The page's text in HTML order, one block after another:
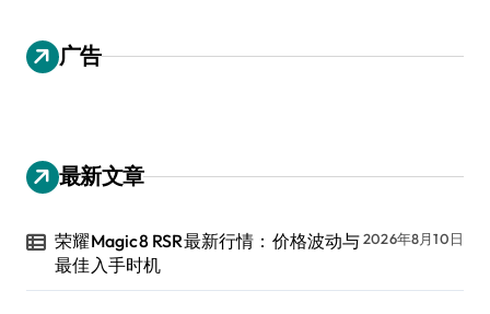
广告
最新文章
荣耀Magic8 RSR最新行情：价格波动与
最佳入手时机
2026年8月10日